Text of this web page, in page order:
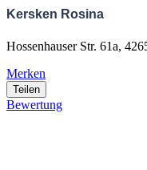
Kersken Rosina
Hossenhauser Str. 61a,
Merken
Teilen
Bewertung